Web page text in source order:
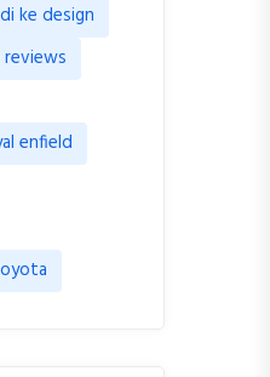
ke design
enfield